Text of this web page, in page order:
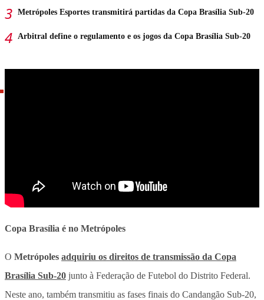
Metrópoles Esportes transmitirá partidas da Copa Brasília Sub-20
Arbitral define o regulamento e os jogos da Copa Brasília Sub-20
Copa Brasília é no Metrópoles
O Metrópoles adquiriu os direitos de transmissão da Copa
Brasília Sub-20 junto à Federação de Futebol do Distrito Federal.
Neste ano, também transmitiu as fases finais do Candangão Sub-20,